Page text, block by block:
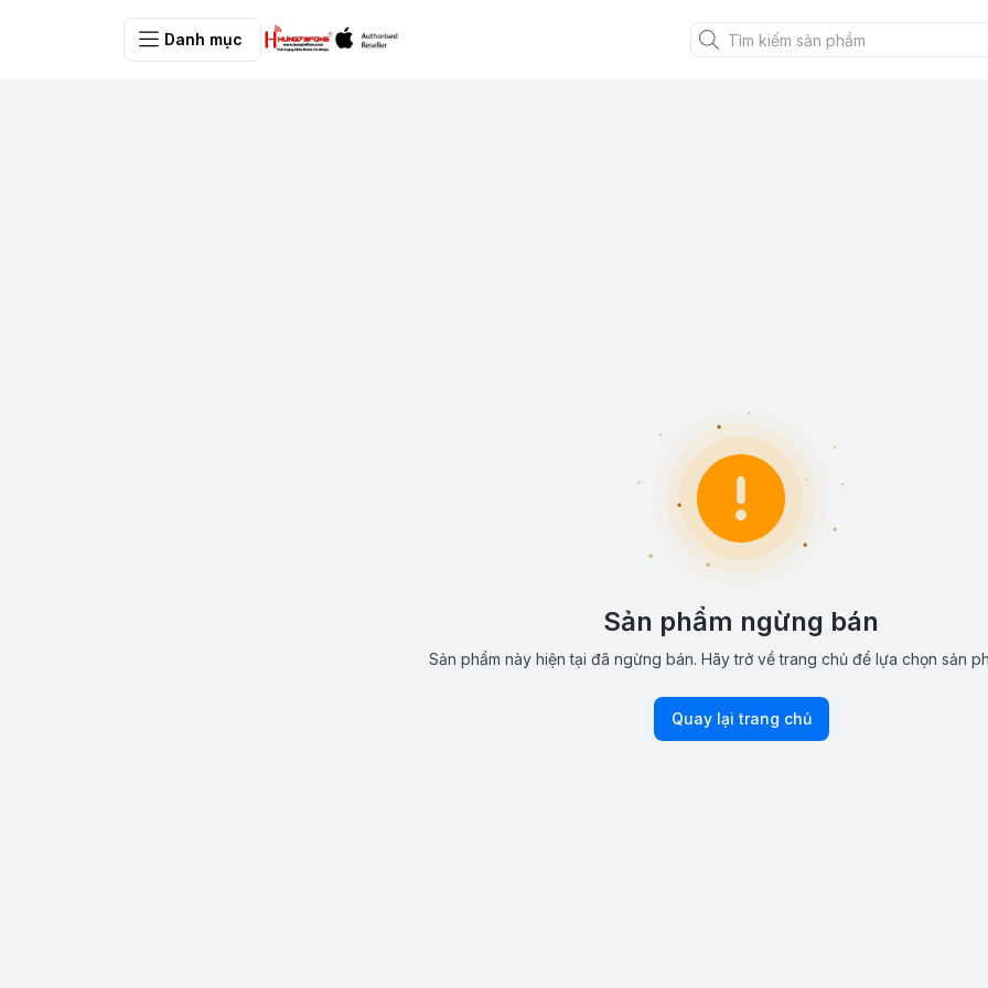
Danh mục
Sản phẩm ngừng bán
Sản phẩm này hiện tại đã ngừng bán. Hãy trở về trang chủ để lựa chọn sản
Quay lại trang chủ